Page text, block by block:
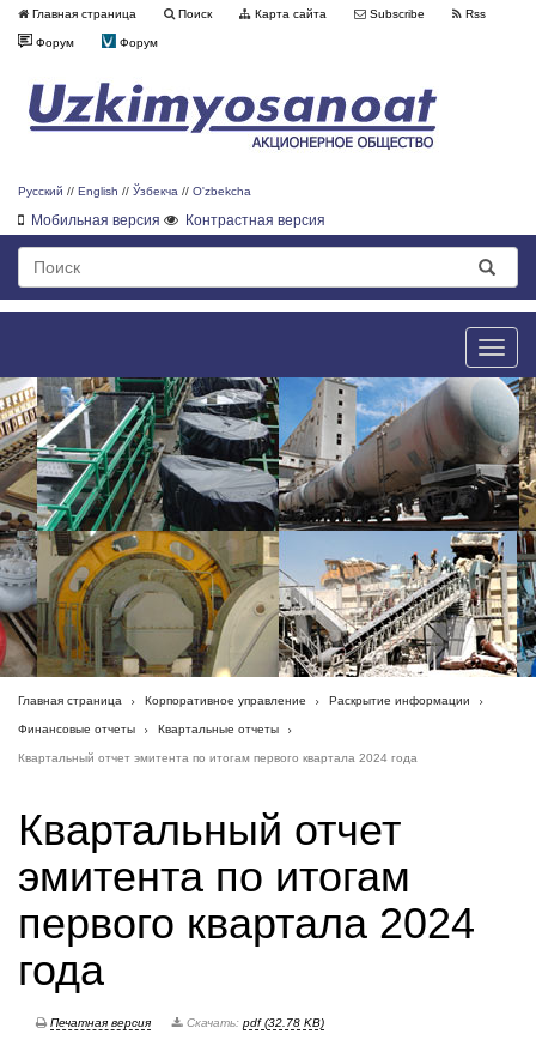
Главная страница Поиск Карта сайта Subscribe Rss
Форум Форум
Русский // English // Ўзбекча // O'zbekcha
Мобильная версия Контрастная версия
Toggle
Главная страница Корпоративное управление Раскрытие информации
Финансовые отчеты Квартальные отчеты
Квартальный отчет эмитента по итогам первого квартала 2024 года
Квартальный отчет
эмитента по итогам
первого квартала 2024
года
Печатная версия Скачать: pdf (32.78 KB)